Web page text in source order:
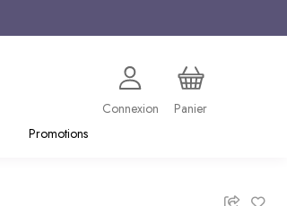
Connexion
Panier
Promotions